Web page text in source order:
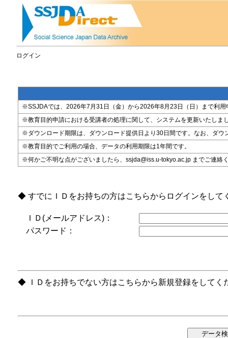
ログイン
※SSJDAでは、2026年7月31日（金）から2026年8月23日（日）まで利
※教育目的申請における受講者の処理に関して、システムを更新いたしま
※ダウンロード期限は、ダウンロード提供日より30日間です。なお、ダ
※教育目的でご利用の場合、データの利用期限は1年間です。
※何かご不明な点がございましたら、ssjda@iss.u-tokyo.ac.jp までご連絡
◆ すでにＩＤをお持ちの方はこちらからログインをして
ＩＤ(メールアドレス)：
パスワード：
◆ ＩＤをお持ちでない方はこちらから新規登録をしてく